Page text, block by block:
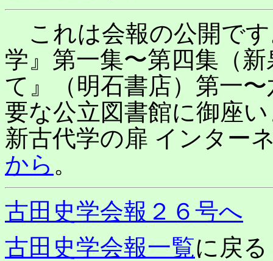
これは会報の公開で
学』第一集〜第四集（
て』（明石書店）第一
要な公立図書館に御座
新古代学の扉 インター
から 。
古田史学会報２６号へ
古田史学会報一覧に戻る